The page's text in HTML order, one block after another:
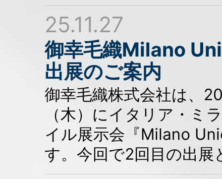
25.11.27
御幸毛織Milano
出展のご案内
御幸毛織株式会社は、
（木）にイタリア・ミ
イル展示会『Milano
す。今回で2回目の出展